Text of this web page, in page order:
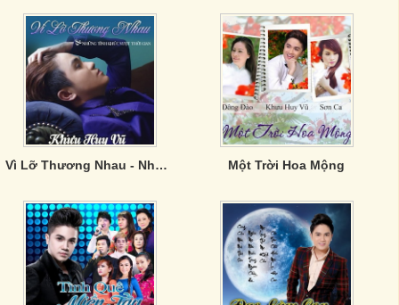
Vì Lỡ Thương Nhau - Những Tình Khúc Vượt Thời Gian Một Trời Hoa Mộng